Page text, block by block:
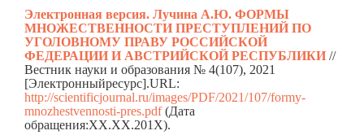
Электронная версия. Лучина А.Ю. ФОРМЫ
МНОЖЕСТВЕННОСТИ ПРЕСТУПЛЕНИЙ ПО
УГОЛОВНОМУ ПРАВУ РОССИЙСКОЙ
ФЕДЕРАЦИИ И АВСТРИЙСКОЙ РЕСПУБЛИКИ //
Вестник науки и образования № 4(107), 2021
[Электронныйресурс].URL:
http://scientificjournal.ru/images/PDF/2021/107/formy-
mnozhestvennosti-pres.pdf(Дата
обращения:ХХ.ХХ.201Х).